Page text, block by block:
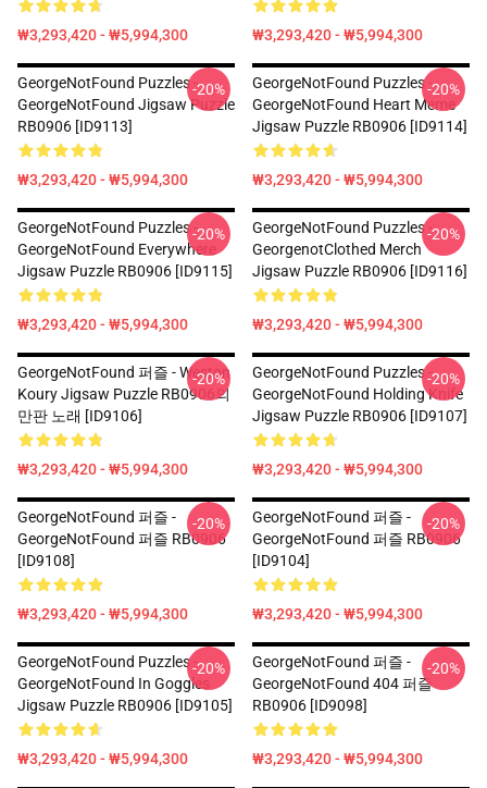
₩3,293,420 - ₩5,994,300 ₩3,293,420 - ₩5,994,300
GeorgeNotFound Puzzles -
GeorgeNotFound Jigsaw Puzzle
RB0906 [ID9113]
₩3,293,420 - ₩5,994,300
-20%
GeorgeNotFound Puzzles -
GeorgeNotFound Heart Meme
Jigsaw Puzzle RB0906 [ID9114]
₩3,293,420 - ₩5,994,300
-20%
GeorgeNotFound Puzzles -
GeorgeNotFound Everywhere
Jigsaw Puzzle RB0906 [ID9115]
₩3,293,420 - ₩5,994,300
-20%
GeorgeNotFound Puzzles -
GeorgenotClothed Merch
Jigsaw Puzzle RB0906 [ID9116]
₩3,293,420 - ₩5,994,300
-20%
GeorgeNotFound 퍼즐 - Weston
Koury Jigsaw Puzzle RB0906의
만판 노래 [ID9106]
₩3,293,420 - ₩5,994,300
-20%
GeorgeNotFound Puzzles -
GeorgeNotFound Holding Knife
Jigsaw Puzzle RB0906 [ID9107]
₩3,293,420 - ₩5,994,300
-20%
GeorgeNotFound 퍼즐 -
GeorgeNotFound 퍼즐 RB0906
[ID9108]
₩3,293,420 - ₩5,994,300
-20%
GeorgeNotFound 퍼즐 -
GeorgeNotFound 퍼즐 RB0906
[ID9104]
₩3,293,420 - ₩5,994,300
-20%
GeorgeNotFound Puzzles -
GeorgeNotFound In Goggles
Jigsaw Puzzle RB0906 [ID9105]
₩3,293,420 - ₩5,994,300
-20%
GeorgeNotFound 퍼즐 -
GeorgeNotFound 404 퍼즐
RB0906 [ID9098]
₩3,293,420 - ₩5,994,300
-20%